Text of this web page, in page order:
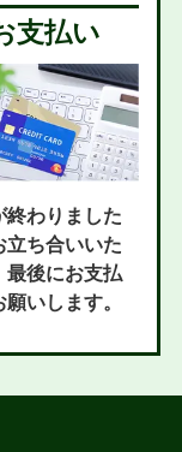
支払い
終わりました
立ち合いいた
最後にお支払
いします。